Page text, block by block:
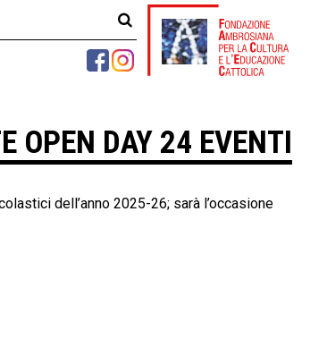
OPEN DAY 24 EVENTI
dell’anno 2025-26; sarà l’occasione